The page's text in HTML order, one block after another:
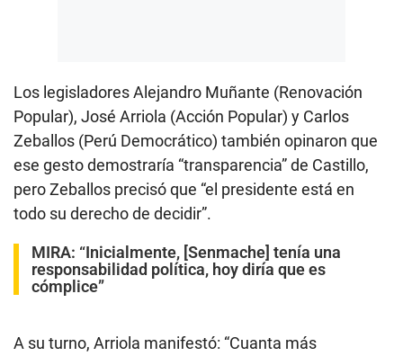
Los legisladores Alejandro Muñante (Renovación
Popular), José Arriola (Acción Popular) y Carlos
Zeballos (Perú Democrático) también opinaron que
ese gesto demostraría “transparencia” de Castillo,
pero Zeballos precisó que “el presidente está en
todo su derecho de decidir”.
MIRA: “Inicialmente, [Senmache] tenía una
responsabilidad política, hoy diría que es
cómplice”
A su turno, Arriola manifestó: “Cuanta más